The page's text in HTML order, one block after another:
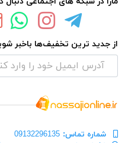
از جدید ترین تخفیف‌ها باخبر
شماره تماس‌: 09132296135